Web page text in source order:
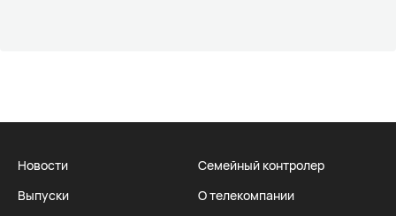
Новости
Выпуски
Семейный контролер
О телекомпании